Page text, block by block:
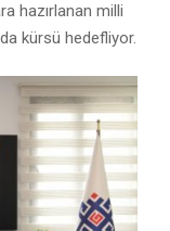
hazırlanan milli
kürsü hedefliyor.